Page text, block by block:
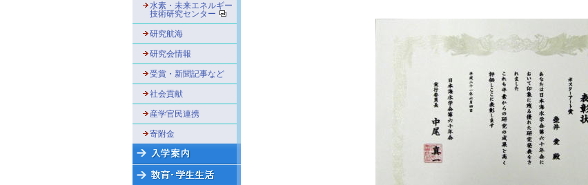
水素・未来エネルギー
技術研究センター
研究航海
研究会情報
受賞・新聞記事など
社会貢献
産学官民連携
寄附金